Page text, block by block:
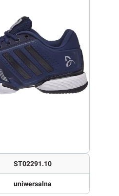
ST02291.10
uniwersalna